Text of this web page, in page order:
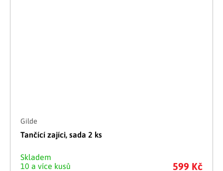
Gilde
Tančící zajíci, sada 2 ks
Skladem
10 a více kusů
599 Kč